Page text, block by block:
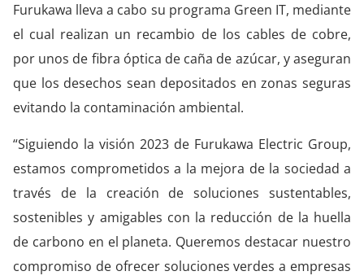
Furukawa lleva a cabo su programa Green IT, mediante
el cual realizan un recambio de los cables de cobre,
por unos de fibra óptica de caña de azúcar, y aseguran
que los desechos sean depositados en zonas seguras
evitando la contaminación ambiental.
“Siguiendo la visión 2023 de Furukawa Electric Group,
estamos comprometidos a la mejora de la sociedad a
través de la creación de soluciones sustentables,
sostenibles y amigables con la reducción de la huella
de carbono en el planeta. Queremos destacar nuestro
compromiso de ofrecer soluciones verdes a empresas